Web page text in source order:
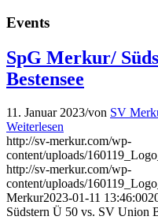
Events
SpG Merkur/
Bestensee
11. Januar 2023/von SV
Weiterlesen
http://sv-merkur.com/wp-
content/uploads/
http://sv-merkur.com/wp-
content/uploads/
Merkur2023-01-11 13:46:00
Südstern Ü 50 vs. SV Union